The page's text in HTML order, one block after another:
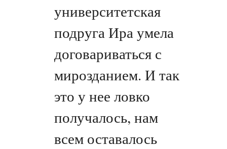
университетская
подруга Ира умела
договариваться с
мирозданием. И так
это у нее ловко
получалось, нам
всем оставалось